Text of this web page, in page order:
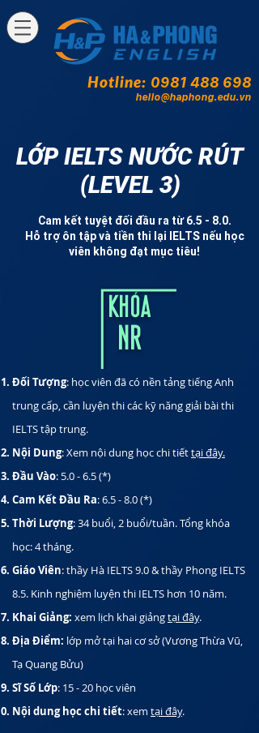
Hotline: 0981 488 698
hello@haphong.edu.vn
LỚP IELTS NƯỚC RÚT
(LEVEL 3)
Cam kết tuyệt đối đầu ra từ 6.5 - 8.0.
Hỗ trợ ôn tập và tiền thi lại IELTS nếu học
viên không đạt mục tiêu!
NR
KHÓA
Đối Tượng: học viên đã có nền tảng tiếng Anh
trung cấp, cần luyện thi các kỹ năng giải bài thi
IELTS tập trung.
Nội Dung: Xem nội dung học chi tiếttại đây.
Đầu Vào: 5.0 - 6.5 (*)
Cam Kết Đầu Ra: 6.5 - 8.0 (*)
Thời Lượng: 34 buổi, 2 buổi/tuần. Tổng khóa
học: 4 tháng.
Giáo Viên: thầy Hà IELTS 9.0 & thầy Phong IELTS
8.5. Kinh nghiệm luyện thi IELTS hơn 10 năm.
Khai Giảng: xem lịch khai giảngtại đây.
Địa Điểm: lớp mở tại hai cơ sở (Vương Thừa Vũ,
Tạ Quang Bửu)
Sĩ Số Lớp: 15 - 20 học viên
Nội dung học chi tiết: xem tại đây.